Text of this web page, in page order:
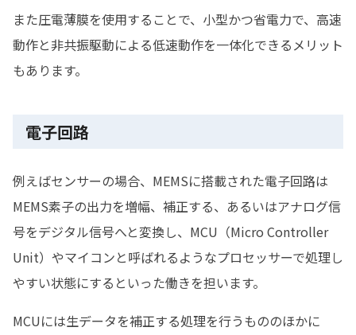
また圧電薄膜を使用することで、小型かつ省電力で、高速
動作と非共振駆動による低速動作を一体化できるメリット
もあります。
電子回路
例えばセンサーの場合、MEMSに搭載された電子回路は
MEMS素子の出力を増幅、補正する、あるいはアナログ信
号をデジタル信号へと変換し、MCU（Micro Controller
Unit）やマイコンと呼ばれるようなプロセッサーで処理し
やすい状態にするといった働きを担います。
MCUには生データを補正する処理を行うもののほかに